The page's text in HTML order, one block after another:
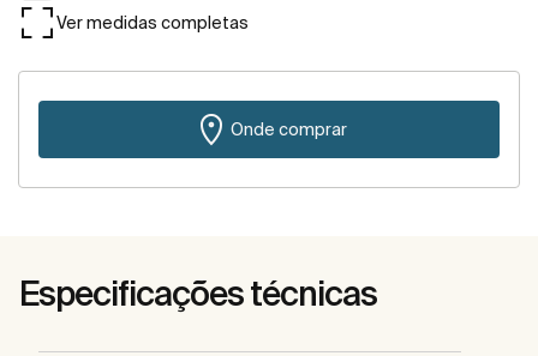
Ver medidas completas
Onde comprar
Especificações técnicas